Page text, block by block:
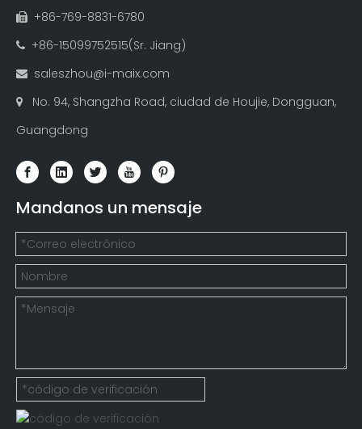
 +86-769-8831-6780
 +86-15099752515(Sr. Jiang)
 saleszhou@i-maix.com

No. 94, Shangzha Road, ciudad de Houjie, Dongguan,
Guangdong
Mandanos un mensaje